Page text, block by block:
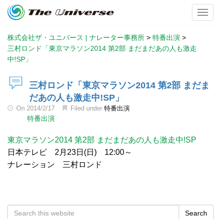
株式会社ザ・ユニバース | ナレーター事務所 > 特番出演 >
三村ロンド「東京マラソン2014 第2部 まだまだあの人も激走
中!SP」
三村ロンド「東京マラソン2014 第2部 まだま
だあの人も激走中!SP」
On 2014/2/17 Filed under 特番出演
特番出演
東京マラソン2014 第2部 まだまだあの人も激走中!SP
日本テレビ 2月23日(日) 12:00～
ナレーション 三村ロンド
Search